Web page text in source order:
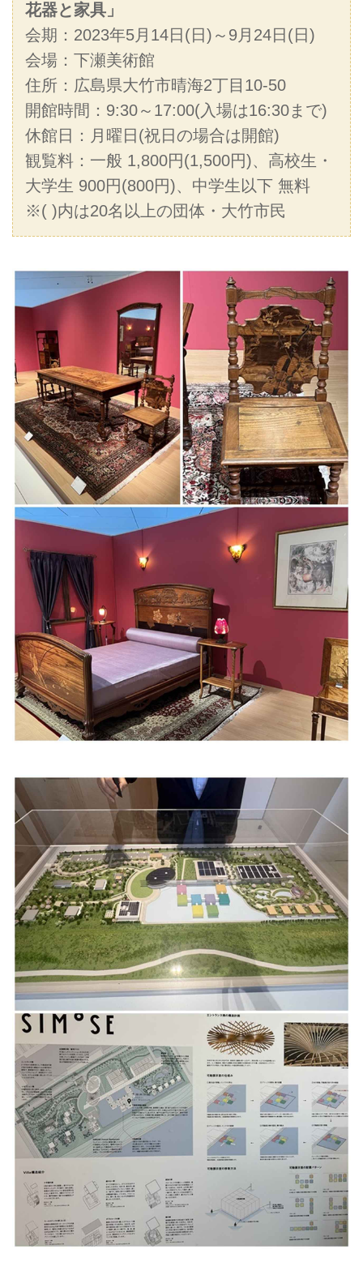
花器と家具」
会期：2023年5月14日(日)～9月24日(日)
会場：下瀬美術館
住所：広島県大竹市晴海2丁目10-50
開館時間：9:30～17:00(入場は16:30まで)
休館日：月曜日(祝日の場合は開館)
観覧料：一般 1,800円(1,500円)、高校生・
大学生 900円(800円)、中学生以下 無料
※( )内は20名以上の団体・大竹市民